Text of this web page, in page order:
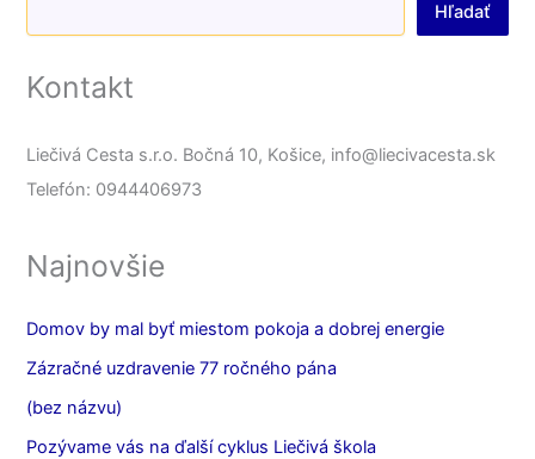
Hľadať
Kontakt
Liečivá Cesta s.r.o. Bočná 10, Košice, info@liecivacesta.sk
Telefón: 0944406973
Najnovšie
Domov by mal byť miestom pokoja a dobrej energie
Zázračné uzdravenie 77 ročného pána
(bez názvu)
Pozývame vás na ďalší cyklus Liečivá škola